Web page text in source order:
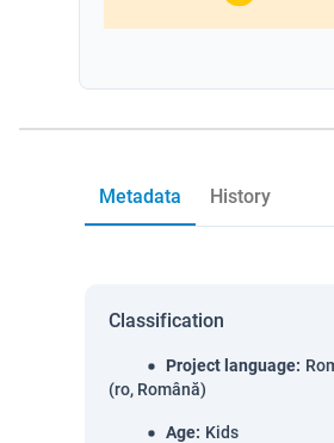
Metadata History
Classification
Project language:
(ro, Română)
Age: Kids